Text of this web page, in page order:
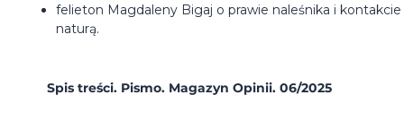
felieton Magdaleny Bigaj o prawie naleśnika i
naturą.
Spis treści. Pismo. Magazyn Opinii. 06/2025